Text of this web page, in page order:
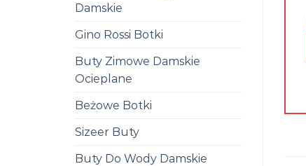
Damskie
Gino Rossi Botki
Buty Zimowe Damskie
Ocieplane
Beżowe Botki
Sizeer Buty
Buty Do Wody Damskie